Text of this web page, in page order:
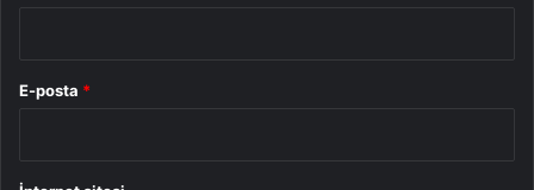
E-posta *